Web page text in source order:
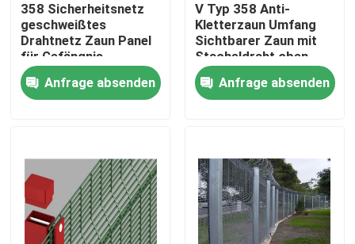
Fabrik-Ausflug
Qualitätskontrolle
Nachrichten
Fechten der geschweißten Masche
358 Sicherheitsnetz
geschweißtes
Drahtnetz Zaun Panel
für Gefängnis
Anfrage absenden
V Typ 358 Anti-
Kletterzaun Umfang
Sichtbarer Zaun mit
Stacheldraht oben
Anfrage absenden